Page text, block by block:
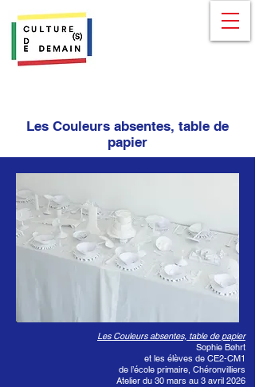
Les Couleurs absentes, table de
papier
Les Couleurs absentes, table de papier
Sophie Bøhrt
et les élèves de CE2-CM1
de l’école primaire, Chéronvilliers
Atelier du 30 mars au 3 avril 2026